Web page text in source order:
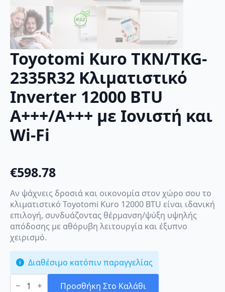
Toyotomi Kuro TKN/TKG-
2335R32 Κλιματιστικό
Inverter 12000 BTU
A+++/A+++ με Ιονιστή και
Wi-Fi
€598.78
Αν ψάχνεις δροσιά και οικονομία στον χώρο σου το
κλιματιστικό Toyotomi Kuro 12000 BTU είναι ιδανική
επιλογή, συνδυάζοντας θέρμανση/ψύξη υψηλής
απόδοσης με αθόρυβη λειτουργία και έξυπνο
χειρισμό.
Διαθέσιμο κατόπιν παραγγελίας
Toyotomi
Kuro Προσθήκη Στο Καλάθι